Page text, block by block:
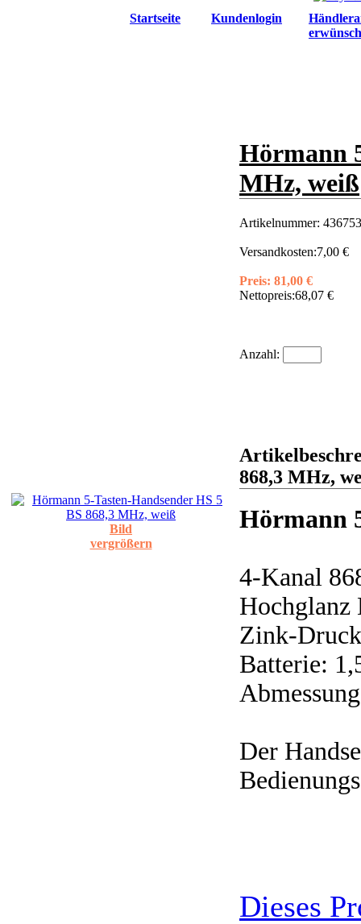
Startseite Kundenlogin
Bild
vergrößern
Hörmann
MHz, weiß
Artikelnummer:
Versandkosten:7,00 €
Preis: 81,00 €
Nettopreis:68,07 €
Anzahl:
868,3 MHz,
Hörmann
4-Kanal
Hochglanz
Zink-
Batterie:
Der
Dieses